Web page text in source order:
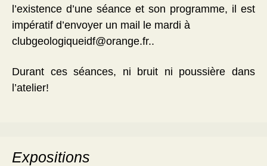
l’existence d’une séance et son programme, il est
impératif d’envoyer un mail le mardi à
clubgeologiqueidf@orange.fr..
Durant ces séances, ni bruit ni poussière dans
l’atelier!
Expositions